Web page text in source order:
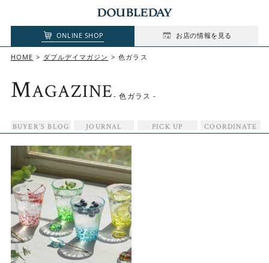
ONLINE SHOP お店の情報を見る
HOME ダブルデイマガジン 色ガラス
MAGAZINE- 色ガラス -
BUYER’S BLOG JOURNAL PICK UP COORDINATE